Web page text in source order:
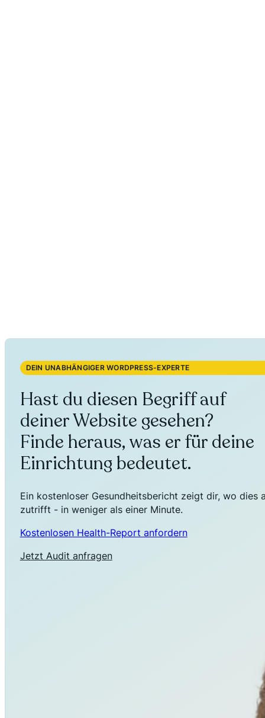
DEIN UNABHÄNGIGER WORDPRESS-EXPERTE
Hast du diesen Begriff auf
deiner Website gesehen?
Finde heraus, was er für deine
Einrichtung bedeutet.
Ein kostenloser Gesundheitsbericht zeigt dir, wo dies
zutrifft - in weniger als einer Minute.
Kostenlosen Health-Report anfordern
Jetzt Audit anfragen